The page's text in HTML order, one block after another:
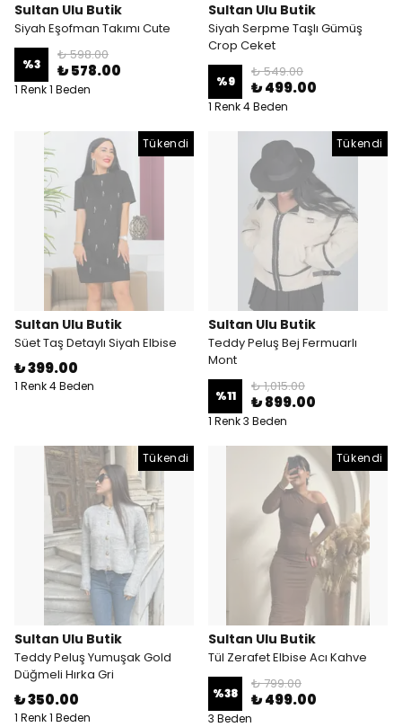
Sultan Ulu Butik
Siyah Eşofman Takımı Cute
%3
₺ 598.00
₺ 578.00
1 Renk 1 Beden
Sultan Ulu Butik
Siyah Serpme Taşlı Gümüş
Crop Ceket
%9
₺ 549.00
₺ 499.00
1 Renk 4 Beden
Tükendi
Sultan Ulu Butik
Süet Taş Detaylı Siyah Elbise
₺ 399.00
1 Renk 4 Beden
Tükendi
Sultan Ulu Butik
Teddy Peluş Bej Fermuarlı
Mont
%11
₺ 1,015.00
₺ 899.00
1 Renk 3 Beden
Tükendi
Sultan Ulu Butik
Teddy Peluş Yumuşak Gold
Düğmeli Hırka Gri
₺ 350.00
1 Renk 1 Beden
Tükendi
Sultan Ulu Butik
Tül Zerafet Elbise Acı Kahve
%38
₺ 799.00
₺ 499.00
3 Beden